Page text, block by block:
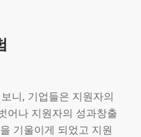
니, 기업들은 지원자의
어나 지원자의 성과창출
기울이게 되었고 지원